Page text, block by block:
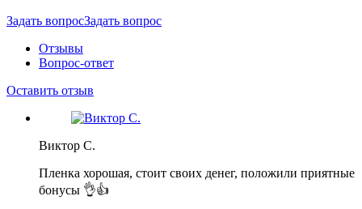
Задать вопросЗадать вопрос
Отзывы
Вопрос-ответ
Оставить отзыв
Виктор С.
Пленка хорошая, стоит своих денег, положили приятные
бонусы 👌👍